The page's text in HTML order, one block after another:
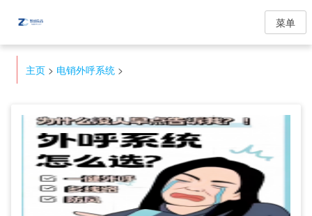
菜单
主页 > 电销外呼系统 >